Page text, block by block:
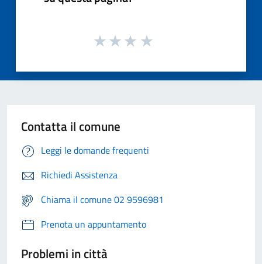
Contatta il comune
Leggi le domande frequenti
Richiedi Assistenza
Chiama il comune 02 9596981
Prenota un appuntamento
Problemi in città